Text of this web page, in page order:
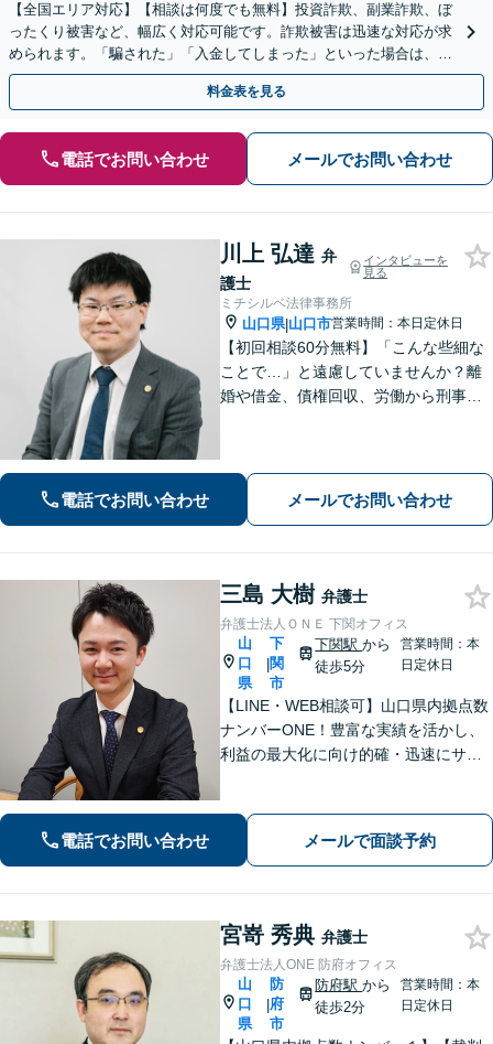
【全国エリア対応】【相談は何度でも無料】投資詐欺、副業詐欺、ぼ
ったくり被害など、幅広く対応可能です。詐欺被害は迅速な対応が求
められます。「騙された」「入金してしまった」といった場合は、お
早めにご相談ください。【電話・メール・WEB相談可】
料金表を見る
電話でお問い合わせ メールでお問い合わせ
川上 弘達 弁
護士
インタビューを
見る
ミチシルベ法律事務所
山口県|山口市営業時間：本日定休日
【初回相談60分無料】「こんな些細な
ことで…」と遠慮していませんか？離
婚や借金、債権回収、労働から刑事事
心誠意お伺いいたします。気軽にご相
談ください
電話でお問い合わせ メールでお問い合わせ
三島 大樹 弁護士
弁護士法人ＯＮＥ 下関オフィス
山
口
県
|
下
関
市
下関駅から
徒歩5分
営業時間：本
日定休日
【LINE・WEB相談可】山口県内拠点数
ナンバーONE！豊富な実績を活かし、
利益の最大化に向け的確・迅速にサポ
問題／交通事故等、あなたの味方とし
て尽力します【完全個室】【下関駅5
電話でお問い合わせ メールで面談予約
宮嵜 秀典 弁護士
弁護士法人ONE 防府オフィス
山
口
県
|
防
府
市
防府駅から
徒歩2分
営業時間：本
日定休日